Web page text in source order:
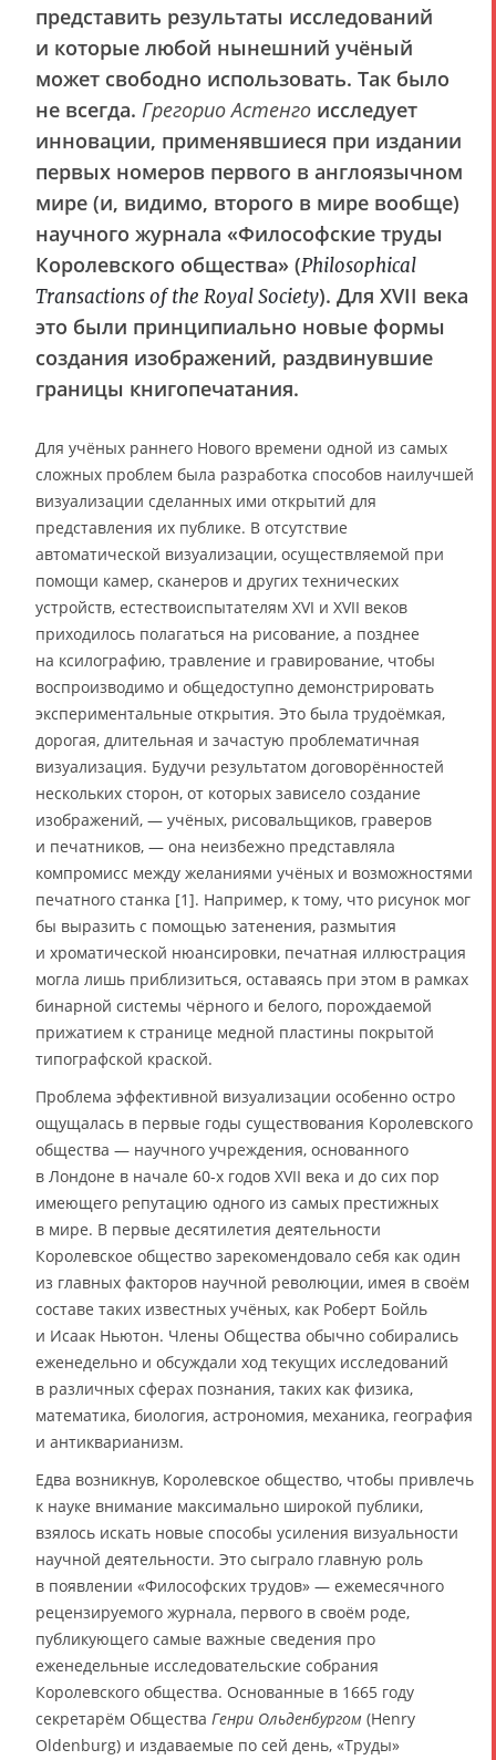
представить результаты исследований
и которые любой нынешний учёный
может свободно использовать. Так было
не всегда. Грегорио Астенго исследует
инновации, применявшиеся при издании
первых номеров первого в англоязычном
мире (и, видимо, второго в мире вообще)
научного журнала «Философские труды
Королевского общества» (Philosophical
Transactions of the Royal Society). Для XVII века
это были принципиально новые формы
создания изображений, раздвинувшие
границы книгопечатания.
Для учёных раннего Нового времени одной из самых
сложных проблем была разработка способов наилучшей
визуализации сделанных ими открытий для
представления их публике. В отсутствие
автоматической визуализации, осуществляемой при
помощи камер, сканеров и других технических
устройств, естествоиспытателям XVI и XVII веков
приходилось полагаться на рисование, а позднее
на ксилографию, травление и гравирование, чтобы
воспроизводимо и общедоступно демонстрировать
экспериментальные открытия. Это была трудоёмкая,
дорогая, длительная и зачастую проблематичная
визуализация. Будучи результатом договорённостей
нескольких сторон, от которых зависело создание
изображений, — учёных, рисовальщиков, граверов
и печатников, — она неизбежно представляла
компромисс между желаниями учёных и возможностями
печатного станка [1]. Например, к тому, что рисунок мог
бы выразить с помощью затенения, размытия
и хроматической нюансировки, печатная иллюстрация
могла лишь приблизиться, оставаясь при этом в рамках
бинарной системы чёрного и белого, порождаемой
прижатием к странице медной пластины покрытой
типографской краской.
Проблема эффективной визуализации особенно остро
ощущалась в первые годы существования Королевского
общества — научного учреждения, основанного
в Лондоне в начале 60-х годов XVII века и до сих пор
имеющего репутацию одного из самых престижных
в мире. В первые десятилетия деятельности
Королевское общество зарекомендовало себя как один
из главных факторов научной революции, имея в своём
составе таких известных учёных, как Роберт Бойль
и Исаак Ньютон. Члены Общества обычно собирались
еженедельно и обсуждали ход текущих исследований
в различных сферах познания, таких как физика,
математика, биология, астрономия, механика, география
и антикварианизм.
Едва возникнув, Королевское общество, чтобы привлечь
к науке внимание максимально широкой публики,
взялось искать новые способы усиления визуальности
научной деятельности. Это сыграло главную роль
в появлении «Философских трудов» — ежемесячного
рецензируемого журнала, первого в своём роде,
публикующего самые важные сведения про
еженедельные исследовательские собрания
Королевского общества. Основанные в 1665 году
секретарём Общества Генри Ольденбургом (Henry
Oldenburg) и издаваемые по сей день, «Труды»